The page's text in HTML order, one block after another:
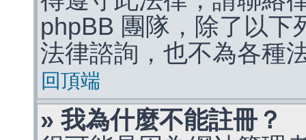
phpBB 團隊，除了以下
法律諮詢，也不為各種
回頂端
» 我為什麼不能註冊？